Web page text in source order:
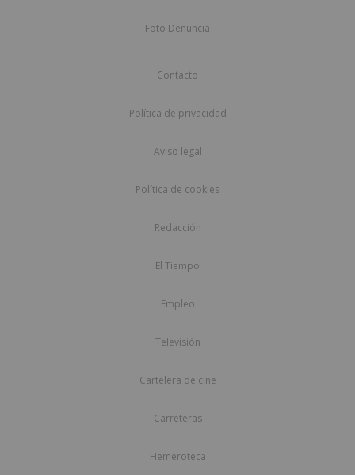
Foto Denuncia
Contacto
Política de privacidad
Aviso legal
Política de cookies
Redacción
El Tiempo
Empleo
Televisión
Cartelera de cine
Carreteras
Hemeroteca